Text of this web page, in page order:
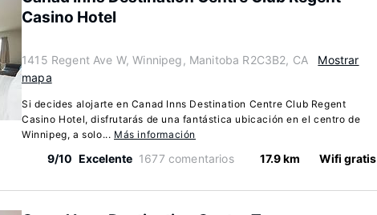
Casino Hotel
1415 Regent Ave W, Winnipeg, Manitoba R2C3B2, CA
Mostrar
mapa
Si decides alojarte en Canad Inns Destination Centre Club Regent
Casino Hotel, disfrutarás de una fantástica ubicación en el centro de
Winnipeg, a solo... Más información
9/10 Excelente 1677 comentarios 17.9 km Wifi gratis